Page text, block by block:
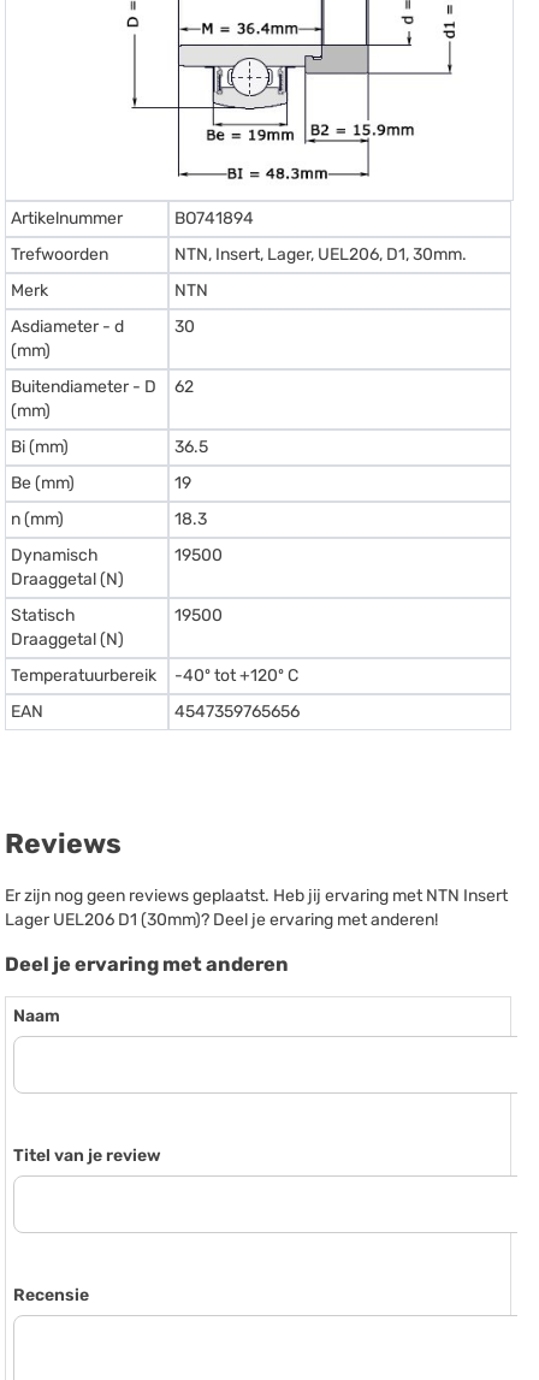
Artikelnummer
BO741894
Trefwoorden
NTN, Insert, Lager, UEL206, D1, 30mm.
Merk
NTN
Asdiameter - d
(mm)
30
Buitendiameter - D
(mm)
62
Bi (mm)
36.5
Be (mm)
19
n (mm)
18.3
Dynamisch
Draaggetal (N)
19500
Statisch
Draaggetal (N)
19500
Temperatuurbereik
-40º tot +120º C
EAN
4547359765656
Reviews
Er zijn nog geen reviews geplaatst. Heb jij ervaring met NTN Insert
Lager UEL206 D1 (30mm)? Deel je ervaring met anderen!
Deel je ervaring met anderen
Naam
Titel van je review
Recensie